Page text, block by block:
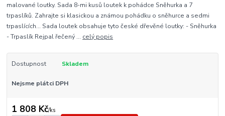
malované loutky. Sada 8-mi kusů loutek k pohádce Sněhurka a 7
trpaslíků. Zahrajte si klasickou a známou pohádku o sněhurce a sedmi
trpaslících... Sada loutek obsahuje tyto české dřevěné loutky: - Sněhurka
- Trpaslík Rejpal řečený ... celý popis
Dostupnost Skladem
Nejsme plátci DPH
1 808 Kč/ks